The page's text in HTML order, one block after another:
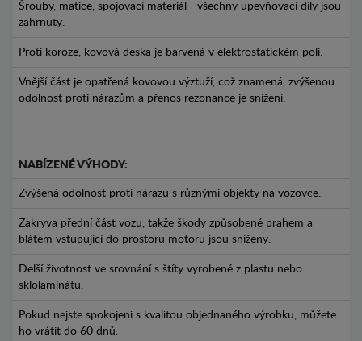
Šrouby, matice, spojovací materiál - všechny upevňovací díly jsou
zahrnuty.
Proti koroze, kovová deska je barvená v elektrostatickém poli.
Vnější část je opatřená kovovou výztuží, což znamená, zvýšenou
odolnost proti nárazům a přenos rezonance je snížení.
NABÍZENÉ VÝHODY:
Zvýšená odolnost proti nárazu s různými objekty na vozovce.
Zakryva přední část vozu, takže škody způsobené prahem a
blátem vstupující do prostoru motoru jsou sníženy.
Delší životnost ve srovnání s štíty vyrobené z plastu nebo
sklolaminátu.
Pokud nejste spokojeni s kvalitou objednaného výrobku, můžete
ho vrátit do 60 dnů.